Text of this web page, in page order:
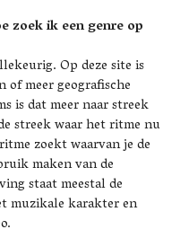
zoek ik een genre op
Op deze site is
meer geografische
is dat meer naar streek
streek waar het ritme nu
zoekt waarvan je de
maken van de
staat meestal de
muzikale karakter en